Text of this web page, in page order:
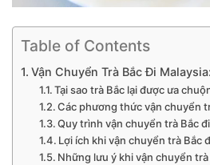
Table of Contents
Vận Chuyển Trà Bắc Đi
Tại sao trà Bắc lại được ưa
Các phương thức vận chuyển
Quy trình vận chuyển trà Bắc
Lợi ích khi vận chuyển trà Bắc
Những lưu ý khi vận chuyển